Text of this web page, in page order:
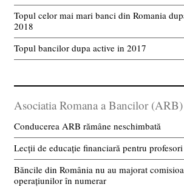
Topul celor mai mari banci din Romania
2018
Topul bancilor dupa active in 2017
Asociatia Romana a Bancilor (ARB)
Conducerea ARB rămâne neschimbată
Lecții de educație financiară pentru profesori
Băncile din România nu au majorat
operațiunilor în numerar